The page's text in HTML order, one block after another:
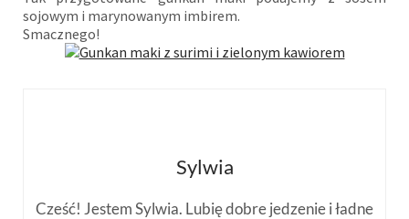
sojowym i marynowanym imbirem.
Smacznego!
Sylwia
Cześć! Jestem Sylwia. Lubię dobre jedzenie i ładne